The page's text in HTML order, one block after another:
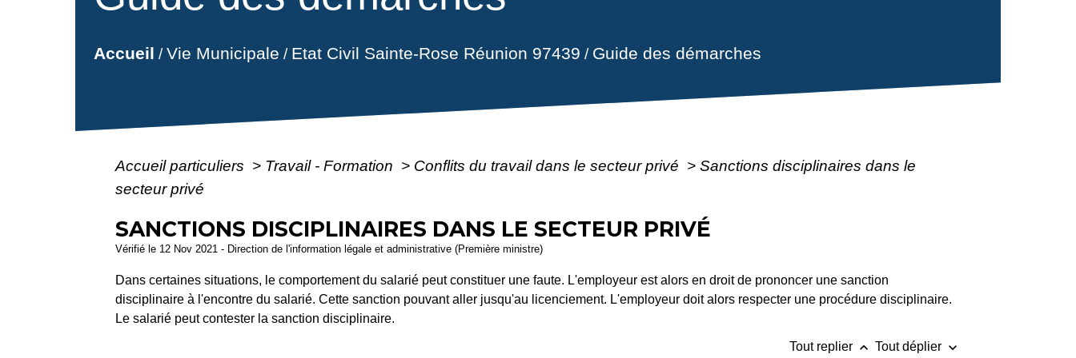
Accueil /Vie Municipale / Etat Civil Sainte-Rose Réunion 97439 / Guide des démarches
Accueil particuliers > Travail - Formation > Conflits du travail dans le secteur privé > Sanctions disciplinaires dans le
secteur privé
SANCTIONS DISCIPLINAIRES DANS LE SECTEUR PRIVÉ
Vérifié le 12 Nov 2021 - Direction de l'information légale et administrative (Première ministre)
Dans certaines situations, le comportement du salarié peut constituer une faute. L'employeur est alors en droit de prononcer une sanction
disciplinaire à l'encontre du salarié. Cette sanction pouvant aller jusqu'au licenciement. L'employeur doit alors respecter une procédure disciplinaire.
Le salarié peut contester la sanction disciplinaire.
Tout replier keyboard_arrow_up Tout déplier keyboard_arrow_down